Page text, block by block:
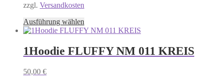
zzgl. Versandkosten
Ausführung wählen
Produkt
mehrere
Varianten
1Hoodie FLUFFY NM 011 KREIS
50,00 €